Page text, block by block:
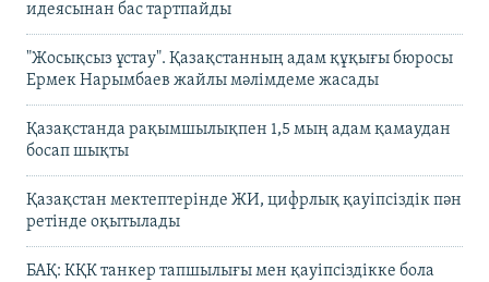
идеясынан бас тартпайды
"Жосықсыз ұстау". Қазақстанның адам құқығы бюросы
Ермек Нарымбаев жайлы мәлімдеме жасады
Қазақстанда рақымшылықпен 1,5 мың адам қамаудан
босап шықты
Қазақстан мектептерінде ЖИ, цифрлық қауіпсіздік пән
ретінде оқытылады
БАҚ: КҚК танкер тапшылығы мен қауіпсіздікке бола